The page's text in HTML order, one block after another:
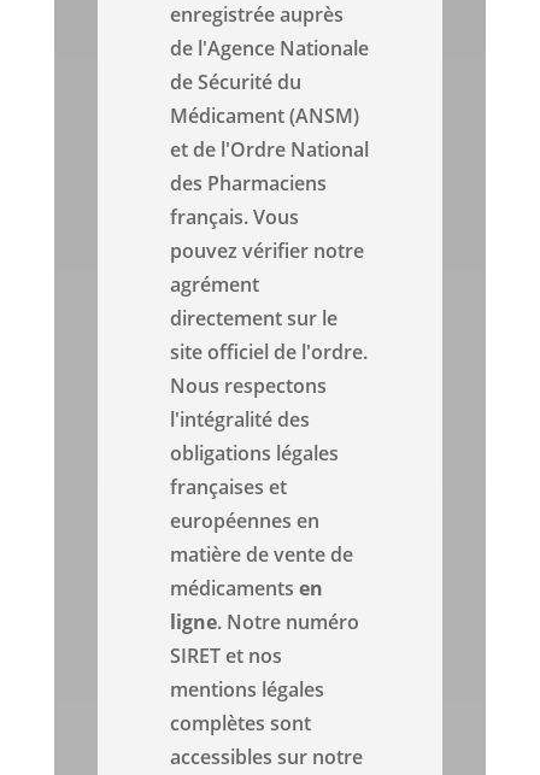
enregistrée auprès
de l'Agence Nationale
de Sécurité du
Médicament (ANSM)
et de l'Ordre National
des Pharmaciens
français. Vous
pouvez vérifier notre
agrément
directement sur le
site officiel de l'ordre.
Nous respectons
l'intégralité des
obligations légales
françaises et
européennes en
matière de vente de
médicamentsen
ligne. Notre numéro
SIRET et nos
mentions légales
complètes sont
accessibles sur notre